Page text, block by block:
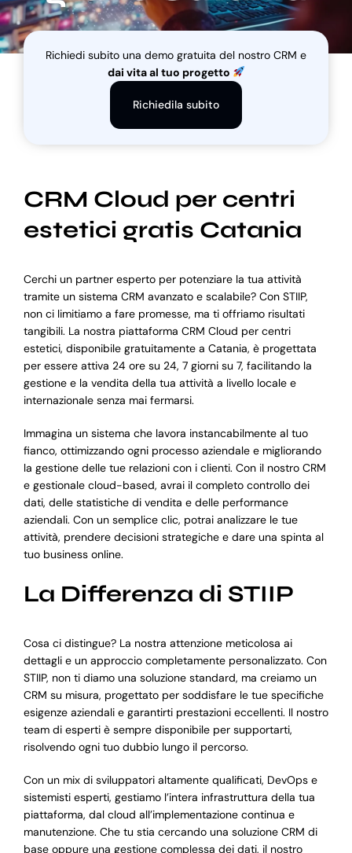
Blog
Richiedi subito una demo gratuita del nostro CRM e
dai vita al tuo progetto
Richiedila subito
CRM Cloud per centri
estetici gratis Catania
Cerchi un partner esperto per potenziare la tua attività
tramite un sistema CRM avanzato e scalabile? Con STIIP,
non ci limitiamo a fare promesse, ma ti offriamo risultati
tangibili. La nostra piattaforma CRM Cloud per centri
estetici, disponibile gratuitamente a Catania, è progettata
per essere attiva 24 ore su 24, 7 giorni su 7, facilitando la
gestione e la vendita della tua attività a livello locale e
internazionale senza mai fermarsi.
Immagina un sistema che lavora instancabilmente al tuo
fianco, ottimizzando ogni processo aziendale e migliorando
la gestione delle tue relazioni con i clienti. Con il nostro CRM
e gestionale cloud-based, avrai il completo controllo dei
dati, delle statistiche di vendita e delle performance
aziendali. Con un semplice clic, potrai analizzare le tue
attività, prendere decisioni strategiche e dare una spinta al
tuo business online.
La Differenza di STIIP
Cosa ci distingue? La nostra attenzione meticolosa ai
dettagli e un approccio completamente personalizzato. Con
STIIP, non ti diamo una soluzione standard, ma creiamo un
CRM su misura, progettato per soddisfare le tue specifiche
esigenze aziendali e garantirti prestazioni eccellenti. Il nostro
team di esperti è sempre disponibile per supportarti,
risolvendo ogni tuo dubbio lungo il percorso.
Con un mix di sviluppatori altamente qualificati, DevOps e
sistemisti esperti, gestiamo l’intera infrastruttura della tua
piattaforma, dal cloud all’implementazione continua e
manutenzione. Che tu stia cercando una soluzione CRM di
base oppure una gestione complessa dei dati, il nostro